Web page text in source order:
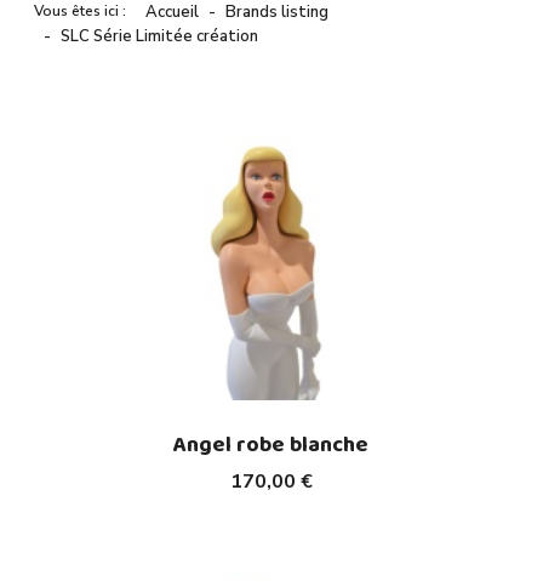
Vous êtes ici : Accueil
Brands listing
SLC Série Limitée création
170,00 €
Angel robe blanche